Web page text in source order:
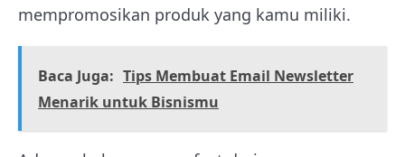
mempromosikan produk yang kamu miliki.
Baca Juga: Tips Membuat Email Newsletter
Menarik untuk Bisnismu